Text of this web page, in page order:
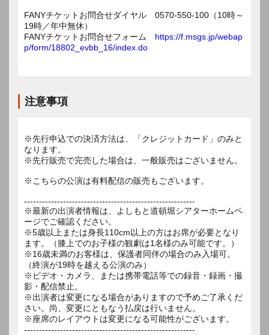
FANYチケットお問合せダイヤル 0570-550-100（10時～
19時／年中無休）
FANYチケットお問合せフォーム https://f.msgs.jp/webap
p/form/18802_evbb_16/index.do
注意事項
※先行申込での決済方法は、「クレジットカード」のみと
なります。
※先行販売で完売した場合は、一般販売はございません。
※こちらの公演は有料配信の販売もございます。
---------------------------------------------------------
※最新の出演者情報は、よしもと道頓堀シアターホームペ
ージでご確認ください。
※5歳以上または身長110cm以上の方はお席が必要となり
ます。（膝上でのお子様の観劇は1名様のみ可能です。）
※16歳未満のお客様は、保護者同伴の場合のみ入場可。
（終演が19時を越える公演のみ）
※ビデオ・カメラ、または携帯電話等での録音・録画・撮
影・配信禁止。
※出演者は変更になる場合がありますので予めご了承くだ
さい。尚、変更にともなう払戻は行いません。
※座席のレイアウトは変更になる可能性がございます。
---------------------------------------------------------